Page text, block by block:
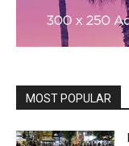
MOST POPULAR